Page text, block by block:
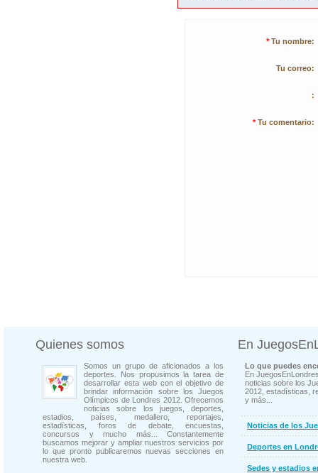
* Tu nombre:
Tu correo:
:
* Tu comentario:
Quienes somos
Somos un grupo de aficionados a los
deportes. Nos propusimos la tarea de
desarrollar esta web con el objetivo de
brindar información sobre los Juegos
Olímpicos de Londres 2012. Ofrecemos
noticias sobre los juegos, deportes,
estadios, países, medallero, reportajes,
estadísticas, foros de debate, encuestas,
concursos y mucho más... Constantemente
buscamos mejorar y ampliar nuestros servicios por
lo que pronto publicaremos nuevas secciones en
nuestra web.
En
Lo que puedes
En
noticias sobre los
2012, estadísticas,
y más...
Noticias de los
Deportes en
Sedes y estadios